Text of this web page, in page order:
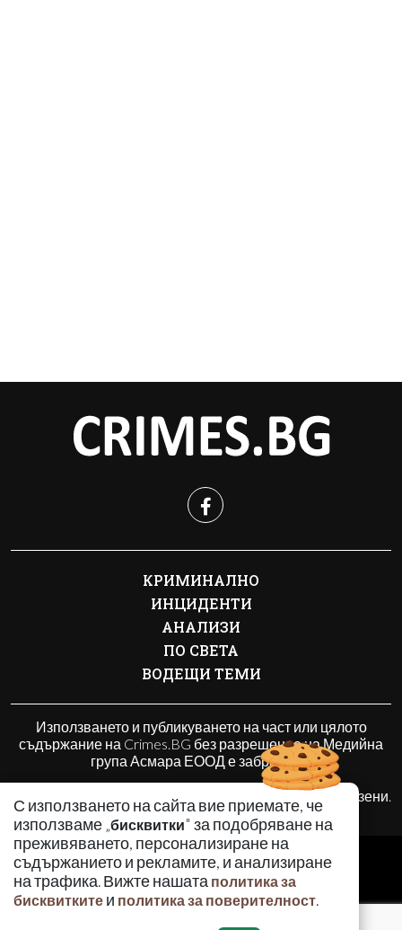
С използването на сайта вие приемате, че
използваме „бисквитки" за подобряване на
преживяването, персонализиране на
съдържанието и рекламите, и анализиране
на трафика. Вижте нашата политика за
бисквитките и политика за поверителност.
КРИМИНАЛНО
ИНЦИДЕНТИ
АНАЛИЗИ
ПО СВЕТА
ВОДЕЩИ ТЕМИ
Използването и публикуването на част или цялото
съдържание на Crimes.BG без разрешение на Медийна
група Асмара ЕООД е забранено.
© 2010 - 2026 | Crimes.BG. Всички права запазени.
РЕКЛАМА
КОНТАКТИ
ОБЩИ УСЛОВИЯ